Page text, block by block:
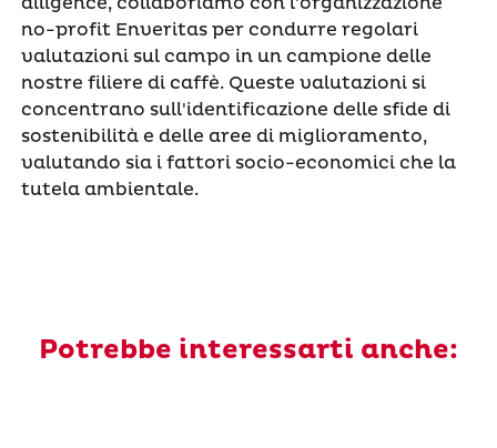
no-profit Enveritas per condurre regolari
valutazioni sul campo in un campione delle
nostre filiere di caffè. Queste valutazioni si
concentrano sull'identificazione delle sfide di
sostenibilità e delle aree di miglioramento,
valutando sia i fattori socio-economici che la
tutela ambientale.
Potrebbe interessarti anche: